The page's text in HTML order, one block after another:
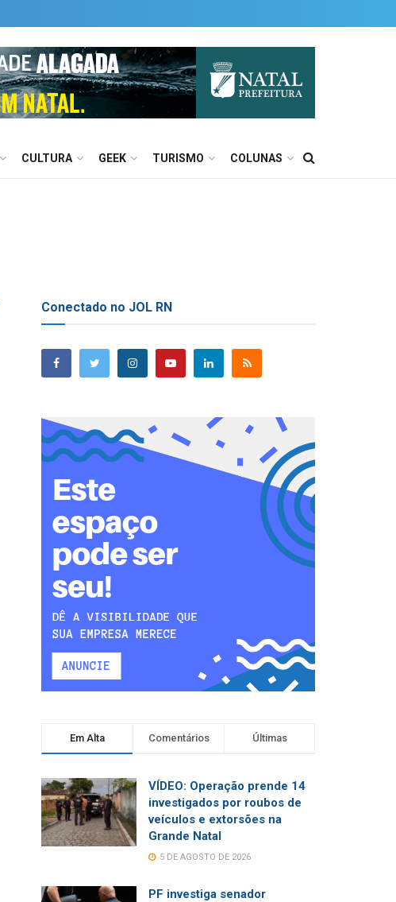
CULTURA GEEK TURISMO COLUNAS
Conectado no JOL RN
Em Alta Comentários Últimas
VÍDEO: Operação prende 14
investigados por roubos de
veículos e extorsões na
Grande Natal
5 DE AGOSTO DE 2026
PF investiga senador